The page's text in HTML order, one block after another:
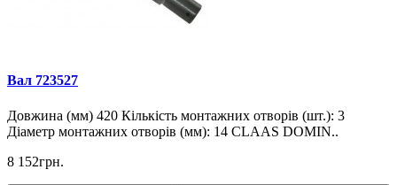
Вал 723527
Довжина (мм) 420 Кількість монтажних отворів (шт.): 3
Діаметр монтажних отворів (мм): 14 CLAAS DOMIN..
8 152грн.